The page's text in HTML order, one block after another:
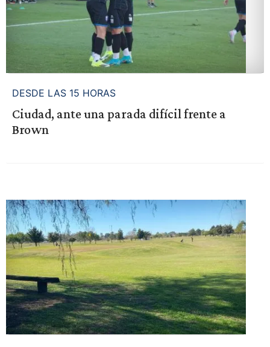
DESDE LAS 15 HORAS
Ciudad, ante una parada difícil frente a
Brown